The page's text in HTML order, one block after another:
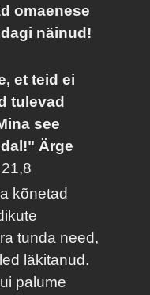
omaenese
näinud!
et teid ei
tulevad
see
Ärge
kõnetad
tunda need,
läkitanud.
palume